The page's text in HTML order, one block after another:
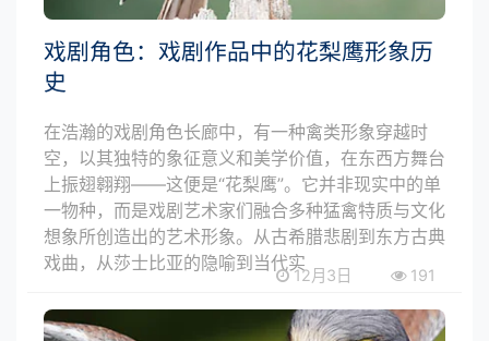
戏剧角色：戏剧作品中的花梨鹰形象历
史
在浩瀚的戏剧角色长廊中，有一种禽类形象穿越时
空，以其独特的象征意义和美学价值，在东西方舞台
上振翅翱翔——这便是“花梨鹰”。它并非现实中的单
一物种，而是戏剧艺术家们融合多种猛禽特质与文化
想象所创造出的艺术形象。从古希腊悲剧到东方古典
戏曲，从莎士比亚的隐喻到当代实
12月3日 191